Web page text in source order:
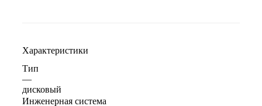
Характеристики
Тип
—
дисковый
Инженерная система